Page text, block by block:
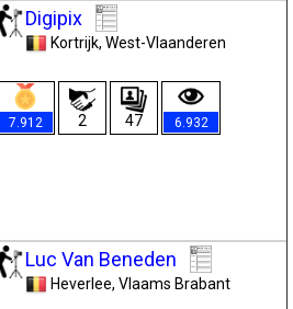
Digipix
Kortrijk, West-Vlaanderen
7.912 2 47 6.932
Luc Van Beneden
Heverlee, Vlaams Brabant